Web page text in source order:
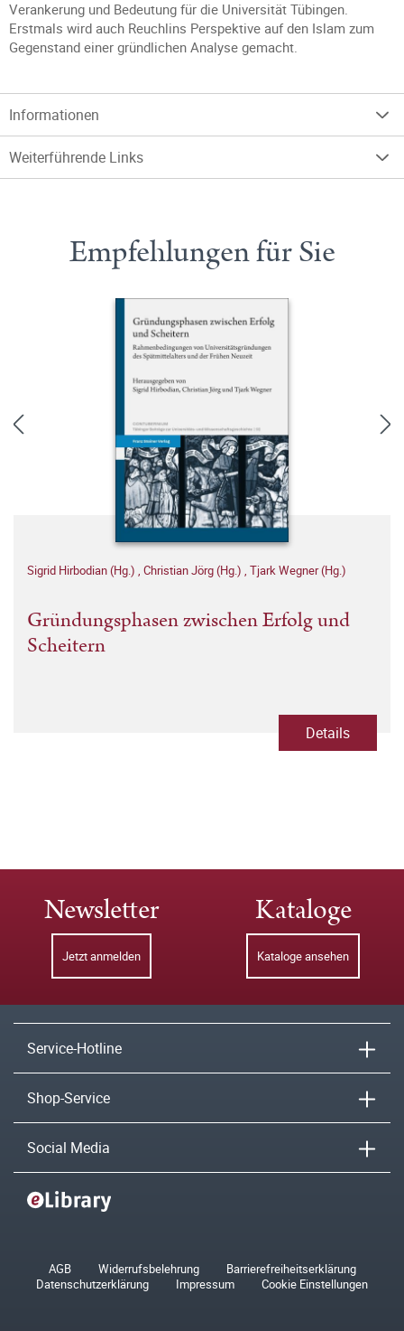
Verankerung und Bedeutung für die Universität Tübingen.
Erstmals wird auch Reuchlins Perspektive auf den Islam zum
Gegenstand einer gründlichen Analyse gemacht.
Informationen
Weiterführende Links
Empfehlungen für Sie
Sigrid Hirbodian (Hg.) , Christian Jörg (Hg.) , Tjark Wegner (Hg.)
Gründungsphasen zwischen Erfolg und
Scheitern
Details
Newsletter
Jetzt anmelden
Kataloge
Kataloge ansehen
Service-Hotline
Shop-Service
Social Media
AGB Widerrufsbelehrung
Barrierefreiheitserklärung
Datenschutzerklärung
Impressum Cookie Einstellungen